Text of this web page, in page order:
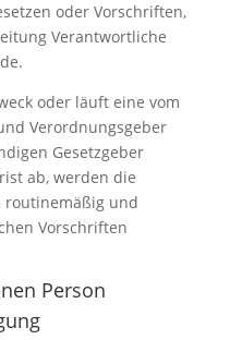
oder Vorschriften,
Verantwortliche
oder läuft eine vom
Verordnungsgeber
Gesetzgeber
ab, werden die
routinemäßig und
Vorschriften
Person